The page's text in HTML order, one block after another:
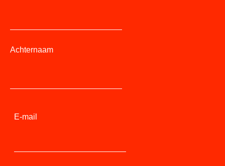
Achternaam
E-mail